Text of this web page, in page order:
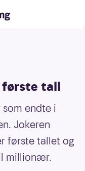
tall
endte i
Jokeren
første tallet og
millionær.